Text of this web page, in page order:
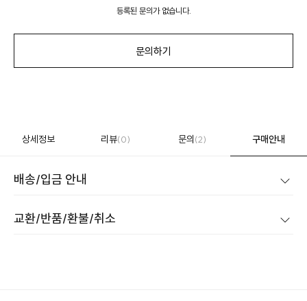
등록된 문의가 없습니다.
문의하기
상세정보 리뷰(0) 문의(2) 구매안내
배송/입금 안내
교환/반품/환불/취소